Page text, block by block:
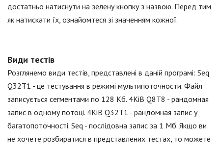
достатньо натиснути на зелену кнопку з назвою. Перед тим
як натискати їх, ознайомтеся зі значенням кожної.
Види тестів
Розглянемо види тестів, представлені в даній програмі: Seq
Q32T1 - це тестування в режимі мультипоточности. Файл
записується сегментами по 128 Кб. 4KiB Q8T8 - рандомная
запис в одному потоці. 4KiB Q32T1 - рандомная запис у
багатопоточності. Seq - послідовна запис за 1 Мб. Якщо ви
не хочете розбиратися в представлених тестах, то можете